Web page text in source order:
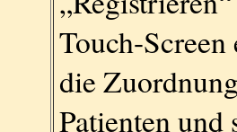
Touch-
die
Patienten und